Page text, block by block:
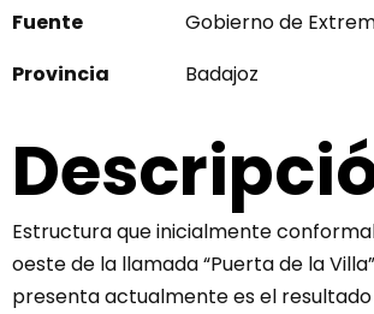
Provincia Badajoz
Fuente
Gobierno de
Estructura que inicialmente
oeste de la llamada “Puerta de la
presenta actualmente es el